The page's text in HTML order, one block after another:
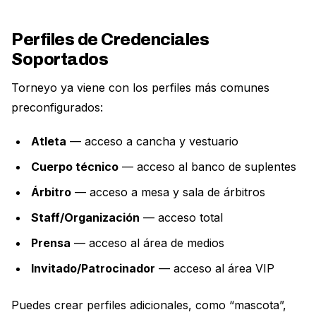
Perfiles de Credenciales
Soportados
Torneyo ya viene con los perfiles más comunes
preconfigurados:
Atleta — acceso a cancha y vestuario
Cuerpo técnico — acceso al banco de suplentes
Árbitro — acceso a mesa y sala de árbitros
Staff/Organización — acceso total
Prensa — acceso al área de medios
Invitado/Patrocinador — acceso al área VIP
Puedes crear perfiles adicionales, como “mascota”,